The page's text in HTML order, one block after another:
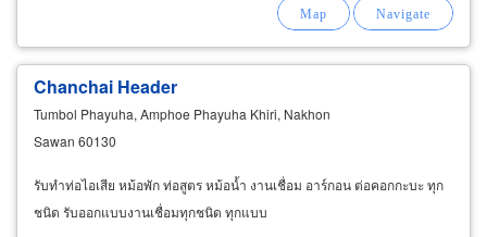
Chanchai Header
Tumbol Phayuha, Amphoe Phayuha Khiri, Nakhon
Sawan 60130
รับทำท่อไอเสีย หม้อพัก ท่อสูตร หม้อน้ำ งานเชื่อม อาร์กอน ต่อคอกกะบะ ทุก
ชนิด รับออกแบบงานเชื่อมทุกชนิด ทุกแบบ